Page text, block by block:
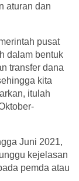
aturan dan
pusat
dalam bentuk
transfer dana
kita
itulah
Juni 2021,
kejelasan
pemda atau